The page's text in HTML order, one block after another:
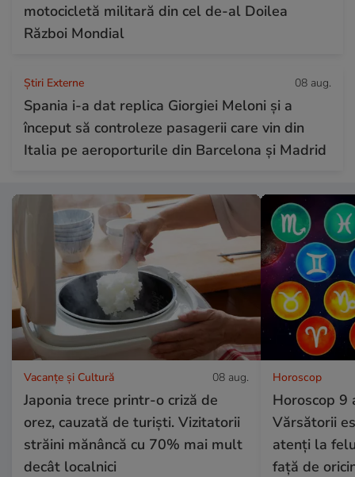
motocicletă militară din cel de-al Doilea
Război Mondial
Știri Externe 08 aug.
Spania i-a dat replica Giorgiei Meloni și a
început să controleze pasagerii care vin din
Italia pe aeroporturile din Barcelona și Madrid
Vacanțe și Cultură 08 aug.
Japonia trece printr-o criză de
orez, cauzată de turiști. Vizitatorii
străini mănâncă cu 70% mai mult
decât localnici
Horoscop
Horoscop 9
Vărsătorii
atenți la
față de